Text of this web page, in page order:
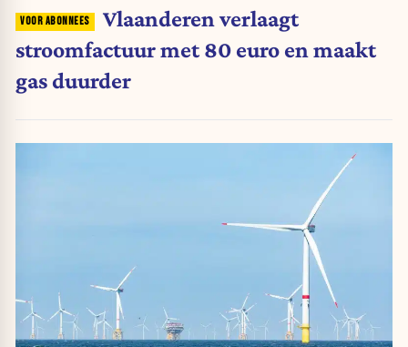
Vlaanderen verlaagt
stroomfactuur met 80 euro en maakt
gas duurder